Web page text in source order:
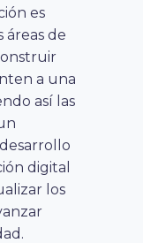
es
áreas de
a una
así las
digital
los